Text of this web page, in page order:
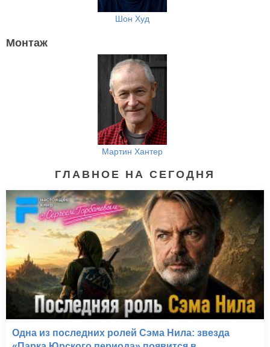
Шон Худ
Монтаж
Мартин Хантер
ГЛАВНОЕ НА СЕГОДНЯ
Одна из последних ролей Сэма Нила: звезда